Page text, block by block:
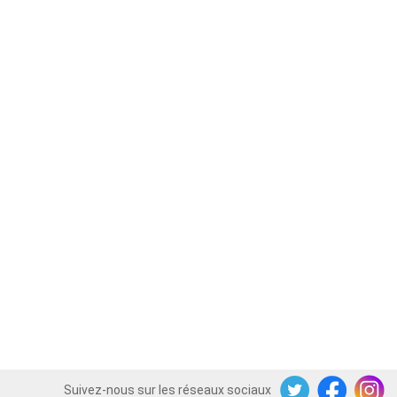
Suivez-nous sur les réseaux sociaux